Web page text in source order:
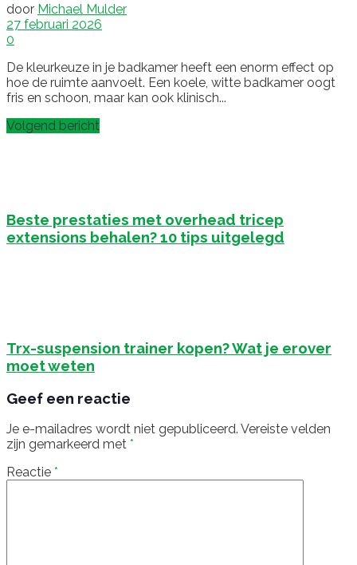
door Michael Mulder
27 februari 2026
0
De kleurkeuze in je badkamer heeft een enorm effect op
hoe de ruimte aanvoelt. Een koele, witte badkamer oogt
fris en schoon, maar kan ook klinisch...
Volgend bericht
Beste prestaties met overhead tricep
extensions behalen? 10 tips uitgelegd
Trx-suspension trainer kopen? Wat je erover
moet weten
Geef een reactie
Je e-mailadres wordt niet gepubliceerd. Vereiste velden
zijn gemarkeerd met *
Reactie *